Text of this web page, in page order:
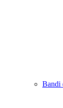
Bandi